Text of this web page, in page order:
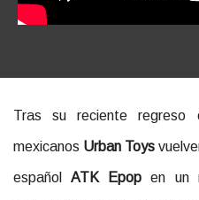
Tras su reciente regreso
mexicanos Urban Toys
españolATK Epop en un